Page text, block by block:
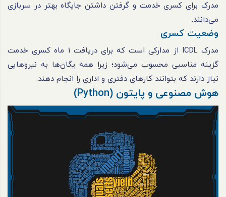
مدرک برای کسری خدمت و گرفتن داشتن جایگاه بهتر در سربازی
می‌دانند.
وضعیت کسری
مدرک ICDL از مدارکی است که برای دریافت 1 ماه کسری خدمت
گزینه مناسبی محسوب می‌شود؛ زیرا همه یگان‌ها به نیروهایی
نیاز دارند که بتوانند کارهای دفتری و اداری را انجام دهند.
هوش مصنوعی و پایتون (Python)